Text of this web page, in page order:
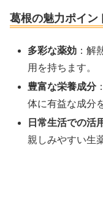
葛根の魅力ポイン
多彩な薬効 ：解
用を持ちます。
豊富な栄養成分
体に有益な成分
日常生活での活
親しみやすい生